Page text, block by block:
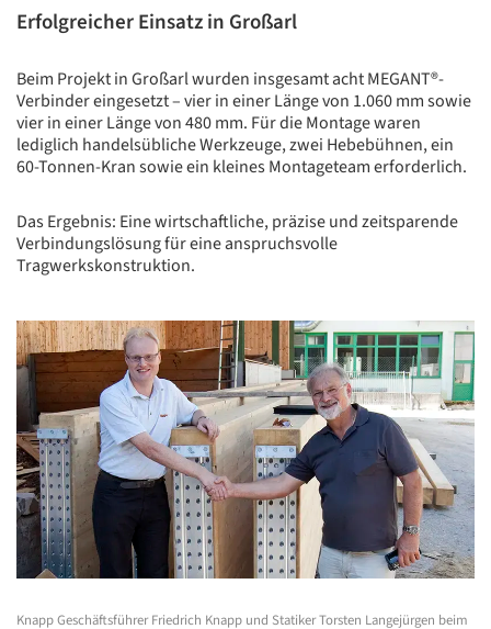
Erfolgreicher Einsatz in Großarl
Beim Projekt in Großarl wurden insgesamt acht MEGANT®-
Verbinder eingesetzt – vier in einer Länge von 1.060 mm sowie
vier in einer Länge von 480 mm. Für die Montage waren
lediglich handelsübliche Werkzeuge, zwei Hebebühnen, ein
60-Tonnen-Kran sowie ein kleines Montageteam erforderlich.
Das Ergebnis: Eine wirtschaftliche, präzise und zeitsparende
Verbindungslösung für eine anspruchsvolle
Tragwerkskonstruktion.
Knapp Geschäftsführer Friedrich Knapp und Statiker Torsten Langejürgen beim